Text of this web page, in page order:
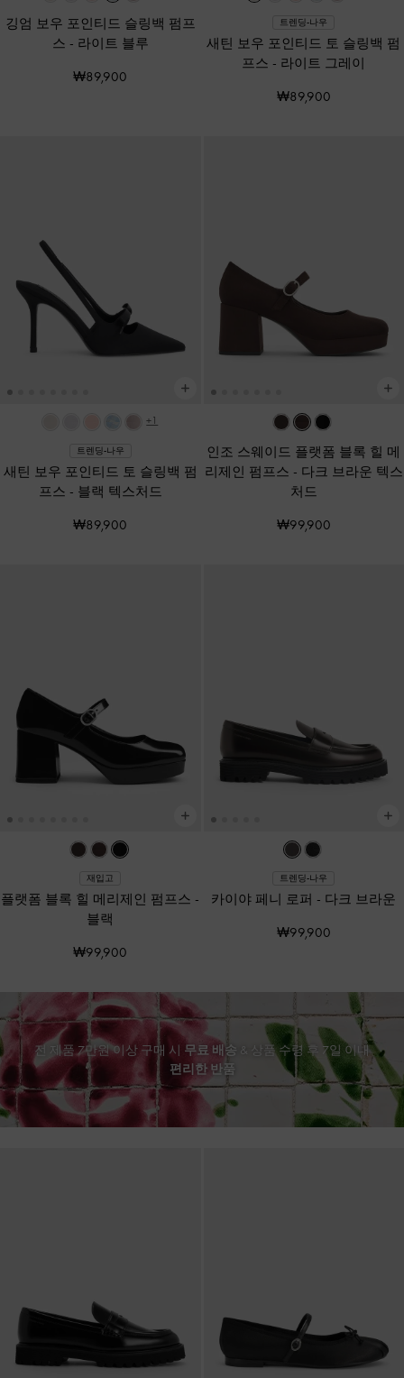
깅엄 보우 포인티드 슬링백 펌프
스 - 라이트 블루
₩89,900
트렌딩-나우
새틴 보우 포인티드 토 슬링백 펌
프스 - 라이트 그레이
₩89,900
+1
트렌딩-나우
새틴 보우 포인티드 토 슬링백 펌
프스 - 블랙 텍스처드
₩89,900
인조 스웨이드 플랫폼 블록 힐 메
리제인 펌프스 - 다크 브라운 텍스
처드
₩99,900
재입고
플랫폼 블록 힐 메리제인 펌프스 -
블랙
₩99,900
트렌딩-나우
카이야 페니 로퍼 - 다크 브라운
₩99,900
전 제품 7만원 이상 구매 시 무료 배송 & 상품 수령 후 7일 이내
편리한 반품